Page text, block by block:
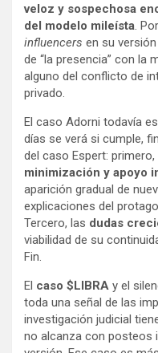
veloz y sospechosa
del modelo mileísta .
influencers en su
de “la presencia” con la
alguno del conflicto de
privado.
El caso Adorni todavía
días se verá si cumple,
del caso Espert: primero,
minimización y apoyo
aparición gradual de
explicaciones del
Tercero, las dudas
viabilidad de su
Fin.
El caso $LIBRA y el
toda una señal de las
investigación judicial
no alcanza con posteos